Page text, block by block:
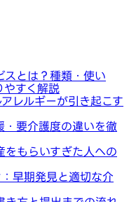
スとは？種類・使い
やすく解説
レルギーが引き起こす
・要介護度の違いを徹
をもらいすぎた人への
早期発見と適切な介